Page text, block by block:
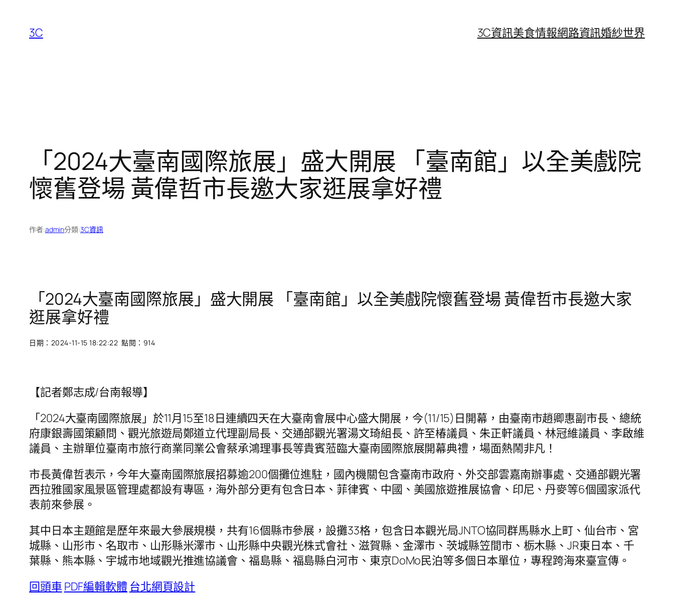
3C 3C資訊美食情報網路資訊婚紗世界
「2024大臺南國際旅展」盛大開展 「臺南館」以全美戲院
懷舊登場 黃偉哲市長邀大家逛展拿好禮
作者:admin分類:3C資訊
「2024大臺南國際旅展」盛大開展 「臺南館」以全美戲院懷舊登場 黃偉哲市長邀大家
逛展拿好禮
日期：2024-11-15 18:22:22 點閱：914
【記者鄭志成/台南報導】
「2024大臺南國際旅展」於11月15至18日連續四天在大臺南會展中心盛大開展，今(11/15)日開幕，由臺南市趙卿惠副市長、總統
府康銀壽國策顧問、觀光旅遊局鄭道立代理副局長、交通部觀光署湯文琦組長、許至椿議員、朱正軒議員、林冠維議員、李啟維
議員、主辦單位臺南市旅行商業同業公會蔡承鴻理事長等貴賓蒞臨大臺南國際旅展開幕典禮，場面熱鬧非凡！
市長黃偉哲表示，今年大臺南國際旅展招募逾200個攤位進駐，國內機關包含臺南市政府、外交部雲嘉南辦事處、交通部觀光署
西拉雅國家風景區管理處都設有專區，海外部分更有包含日本、菲律賓、中國、美國旅遊推展協會、印尼、丹麥等6個國家派代
表前來參展。
其中日本主題館是歷年來最大參展規模，共有16個縣市參展，設攤33格，包含日本觀光局JNTO協同群馬縣水上町、仙台市、宮
城縣、山形市、名取市、山形縣米澤市、山形縣中央觀光株式會社、滋賀縣、金澤市、茨城縣笠間市、栃木縣、JR東日本、千
葉縣、熊本縣、宇城市地域觀光推進協議會、福島縣、福島縣白河市、東京DoMo民泊等多個日本單位，專程跨海來臺宣傳。
回頭車 PDF編輯軟體 台北網頁設計